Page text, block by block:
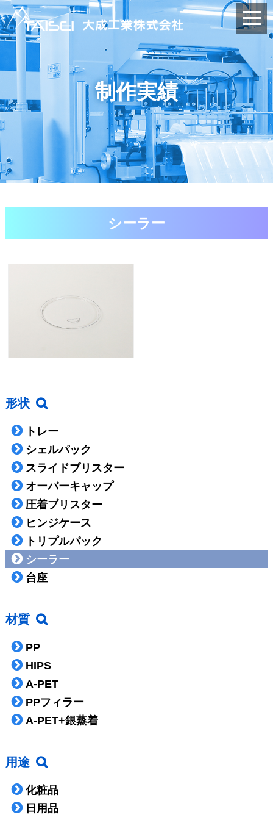
制作実績
形状
トレー
シェルパック
スライドブリスター
オーバーキャップ
圧着ブリスター
ヒンジケース
トリプルパック
シーラー
台座
材質
PP
HIPS
A-PET
PPフィラー
A-PET+銀蒸着
用途
化粧品
日用品
シーラー